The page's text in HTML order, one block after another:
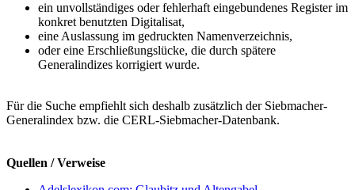
ein unvollständiges oder fehlerhaft eingebundenes Register im
konkret benutzten Digitalisat,
eine Auslassung im gedruckten Namenverzeichnis,
oder eine Erschließungslücke, die durch spätere
Generalindizes korrigiert wurde.
Für die Suche empfiehlt sich deshalb zusätzlich der Siebmacher-
Generalindex bzw. die CERL-Siebmacher-Datenbank.
Quellen / Verweise